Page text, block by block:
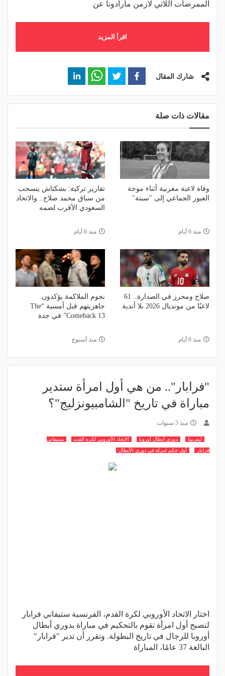
الممرضات اللاتي لازمن مارادونا عن
اقرأ المزيد
شارك المقال
مقالات ذات صلة
وفاة لاعبة مغربية أثناء موجة
العبور الجماعي إلى "سبتة"
منذ 6 أيام
تقارير تركية: بشكتاش ينسحب
من سباق محمد صلاح.. والاتحاد
السعودي الأقرب لضمه
منذ 6 أيام
صلاح ومحرز في الصدارة.. 61
لاعبًا من مونديال 2026 بلا أندية
منذ 6 أيام
نجوم الملاكمة يؤكدون
جاهزيتهم قبل أمسية “The
Comeback 13” في جدة
منذ أسبوع
"فرابار".. من هي أول امرأة ستدير
مباراة في تاريخ "الشامبيونزليج"؟
منذ 5 سنوات
ليفربول دوري أبطال أوروبا الاتحاد الأوروبي لكرة القدم
ستيفاني
فرابار
أول حكم امرأة في دوري الأبطال
اختار الاتحاد الأوروبي لكرة القدم، الفرنسية ستيفاني فرابار
لتصبح أول امرأة تقوم بالتحكيم في مباراة بدوري أبطال
أوروبا للرجال في تاريخ البطولة. وتقرر أن تدير "فرابار"
البالغة 37 عامًا، المباراة